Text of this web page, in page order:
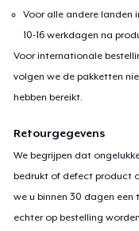
Voor alle andere landen
10-16 werkdagen na
Voor internationale
volgen we de pakketten
hebben bereikt.
Retourgegevens
We begrijpen dat
bedrukt of defect product
we u binnen 30 dagen
echter op bestelling